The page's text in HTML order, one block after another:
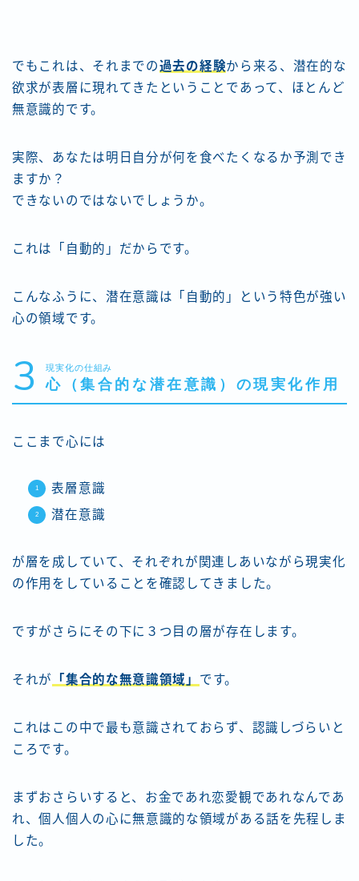
でもこれは、それまでの過去の経験から来る、潜在的な
欲求が表層に現れてきたということであって、ほとんど
無意識的です。
実際、あなたは明日自分が何を食べたくなるか予測でき
ますか？
できないのではないでしょうか。
これは「自動的」だからです。
こんなふうに、潜在意識は「自動的」という特色が強い
心の領域です。
3 現実化の仕組み
心（集合的な潜在意識）の現実化作用
ここまで心には
表層意識
潜在意識
が層を成していて、それぞれが関連しあいながら現実化
の作用をしていることを確認してきました。
ですがさらにその下に３つ目の層が存在します。
それが 「集合的な無意識領域」 です。
これはこの中で最も意識されておらず、認識しづらいと
ころです。
まずおさらいすると、お金であれ恋愛観であれなんであ
れ、個人個人の心に無意識的な領域がある話を先程しま
した。